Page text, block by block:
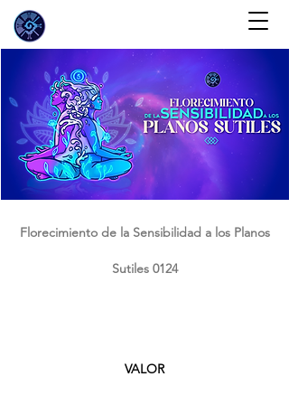
Florecimiento de la Sensibilidad a los Planos
Sutiles 0124
VALOR